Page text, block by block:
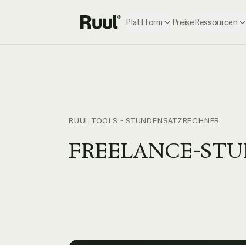
Ruul StartseitePlattform PreiseRessourcen
RUUL TOOLS - STUNDENSATZRECHNER
FREELANCE-